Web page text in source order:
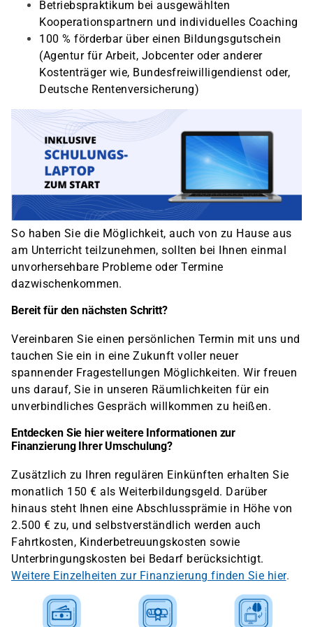
Betriebspraktikum bei ausgewählten
Kooperationspartnern und individuelles Coaching
100 % förderbar über einen Bildungsgutschein
(Agentur für Arbeit, Jobcenter oder anderer
Kostenträger wie, Bundesfreiwilligendienst oder,
Deutsche Rentenversicherung)
So haben Sie die Möglichkeit, auch von zu Hause aus
am Unterricht teilzunehmen, sollten bei Ihnen einmal
unvorhersehbare Probleme oder Termine
dazwischenkommen.
Bereit für den nächsten Schritt?
Vereinbaren Sie einen persönlichen Termin mit uns und
tauchen Sie ein in eine Zukunft voller neuer
spannender Fragestellungen Möglichkeiten. Wir freuen
uns darauf, Sie in unseren Räumlichkeiten für ein
unverbindliches Gespräch willkommen zu heißen.
Entdecken Sie hier weitere Informationen zur
Finanzierung Ihrer Umschulung?
Zusätzlich zu Ihren regulären Einkünften erhalten Sie
monatlich 150 € als Weiterbildungsgeld. Darüber
hinaus steht Ihnen eine Abschlussprämie in Höhe von
2.500 € zu, und selbstverständlich werden auch
Fahrtkosten, Kinderbetreuungskosten sowie
Unterbringungskosten bei Bedarf berücksichtigt.
Weitere Einzelheiten zur Finanzierung finden Sie hier.